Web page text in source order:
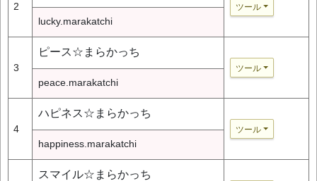
2 ツール
lucky.marakatchi
3
ピース☆まらかっち
ツール
peace.marakatchi
4
ハピネス☆まらかっち
ツール
happiness.marakatchi
スマイル☆まらかっち